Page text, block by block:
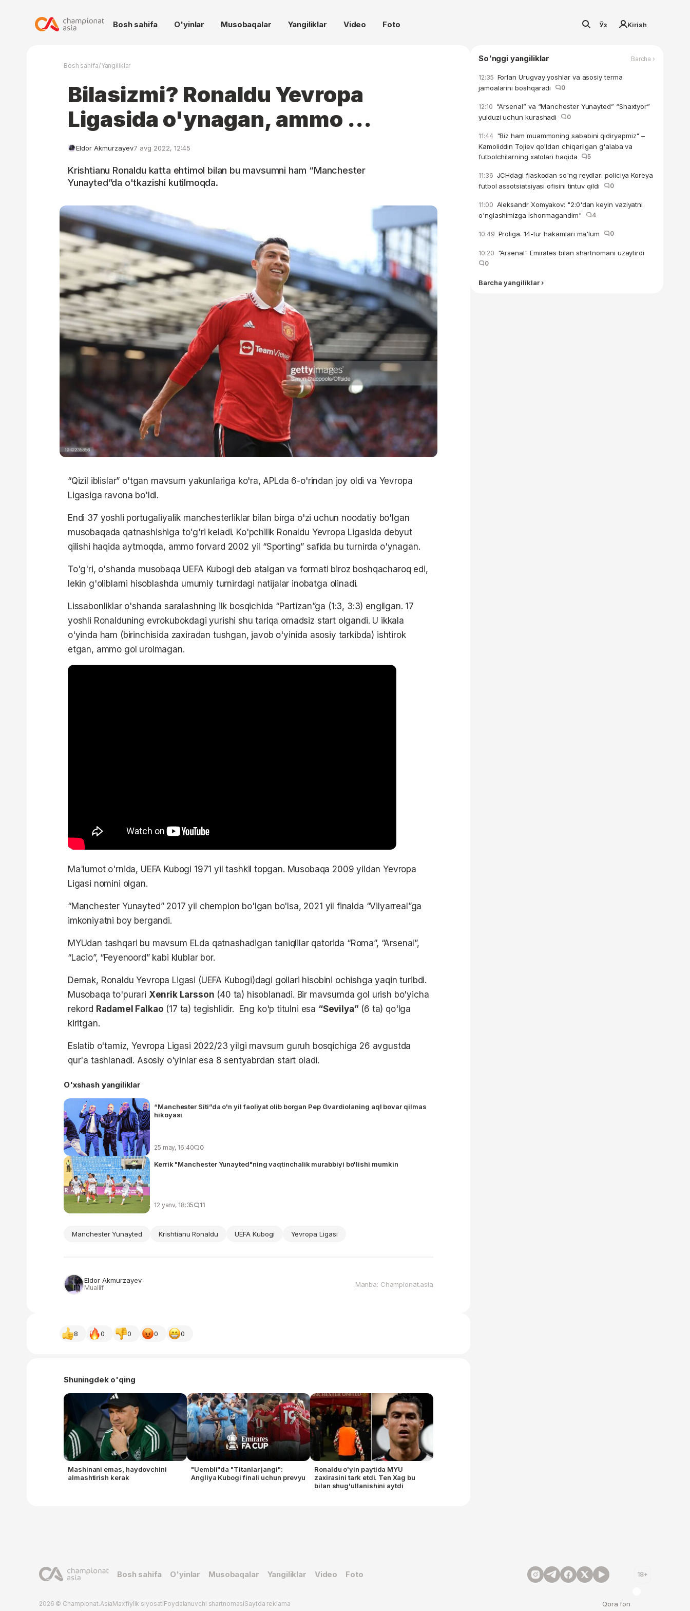
Bosh sahifa O'yinlar Musobaqalar Yangiliklar Video Foto Ўз Kirish
Bosh sahifa/Yangiliklar
Bilasizmi? Ronaldu Yevropa
Ligasida o'ynagan, ammo ...
Eldor Akmurzayev7 avg 2022, 12:45
Krishtianu Ronaldu katta ehtimol bilan bu mavsumni ham “Manchester
Yunayted”da o'tkazishi kutilmoqda.
“Qizil iblislar” o'tgan mavsum yakunlariga ko'ra, APLda 6-o'rindan joy oldi va Yevropa
Ligasiga ravona bo'ldi.
Endi 37 yoshli portugaliyalik manchesterliklar bilan birga o'zi uchun noodatiy bo'lgan
musobaqada qatnashishiga to'g'ri keladi. Ko'pchilik Ronaldu Yevropa Ligasida debyut
qilishi haqida aytmoqda, ammo forvard 2002 yil “Sporting” safida bu turnirda o'ynagan.
To'g'ri, o'shanda musobaqa UEFA Kubogi deb atalgan va formati biroz boshqacharoq edi,
lekin g'oliblarni hisoblashda umumiy turnirdagi natijalar inobatga olinadi.
Lissabonliklar o'shanda saralashning ilk bosqichida “Partizan”ga (1:3, 3:3) engilgan. 17
yoshli Ronalduning evrokubokdagi yurishi shu tariqa omadsiz start olgandi. U ikkala
o'yinda ham (birinchisida zaxiradan tushgan, javob o'yinida asosiy tarkibda) ishtirok
etgan, ammo gol urolmagan.
Ma'lumot o'rnida, UEFA Kubogi 1971 yil tashkil topgan. Musobaqa 2009 yildan Yevropa
Ligasi nomini olgan.
“Manchester Yunayted” 2017 yil chempion bo'lgan bo'lsa, 2021 yil finalda “Vilyarreal”ga
imkoniyatni boy bergandi.
MYUdan tashqari bu mavsum ELda qatnashadigan taniqlilar qatorida “Roma”, “Arsenal”,
“Lacio”, “Feyenoord” kabi klublar bor.
Demak, Ronaldu Yevropa Ligasi (UEFA Kubogi)dagi gollari hisobini ochishga yaqin turibdi.
Musobaqa to'purari Xenrik Larsson (40 ta) hisoblanadi. Bir mavsumda gol urish bo'yicha
rekord Radamel Falkao (17 ta) tegishlidir. Eng ko'p titulni esa “Sevilya”(6 ta) qo'lga
kiritgan.
Eslatib o'tamiz, Yevropa Ligasi 2022/23 yilgi mavsum guruh bosqichiga 26 avgustda
qur'a tashlanadi. Asosiy o'yinlar esa 8 sentyabrdan start oladi.
O'xshash yangiliklar
“Manchester Siti”da o'n yil faoliyat olib borgan Pep Gvardiolaning aql bovar qilmas
hikoyasi
25 may, 16:40 0
Kerrik "Manchester Yunayted"ning vaqtinchalik murabbiyi bo'lishi mumkin
12 yanv, 18:35 11
Manchester Yunayted Krishtianu Ronaldu UEFA Kubogi Yevropa Ligasi
Eldor Akmurzayev
Muallif Manba: Championat.asia
8 0 0 0 0
Shuningdek o'qing
Mashinani emas, haydovchini
almashtirish kerak
"Uembli"da "Titanlar jangi":
Angliya Kubogi finali uchun prevyu
Ronaldu o'yin paytida MYU
zaxirasini tark etdi. Ten Xag bu
bilan shug'ullanishini aytdi
So'nggi yangiliklar Barcha ›
12:35 Forlan Urugvay yoshlar va asosiy terma
jamoalarini boshqaradi
0
12:10 “Arsenal” va “Manchester Yunayted” “Shaxtyor”
yulduzi uchun kurashadi
0
11:44 "Biz ham muammoning sababini qidiryapmiz" –
Kamoliddin Tojiev qo'ldan chiqarilgan g'alaba va
futbolchilarning xatolari haqida
5
11:36 JCHdagi fiaskodan so'ng reydlar: policiya Koreya
futbol assotsiatsiyasi ofisini tintuv qildi
0
11:00 Aleksandr Xomyakov: "2:0'dan keyin vaziyatni
o'nglashimizga ishonmagandim"
4
10:49 Proliga. 14-tur hakamlari ma'lum 0
10:20 "Arsenal" Emirates bilan shartnomani uzaytirdi
0
Barcha yangiliklar ›
Bosh sahifa O'yinlar Musobaqalar Yangiliklar Video Foto 18+
2026 © Championat.AsiaMaxfiylik siyosatiFoydalanuvchi shartnomasiSaytda reklama Qora fon